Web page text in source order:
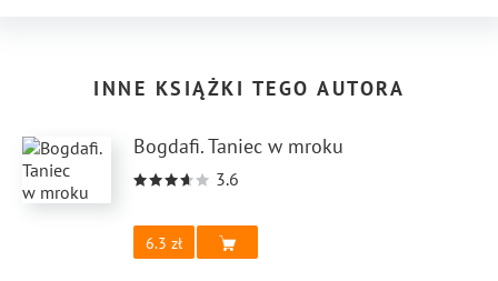
INNE KSIĄŻKI TEGO AUTORA
Bogdafi. Taniec w mroku
3.6
6.3